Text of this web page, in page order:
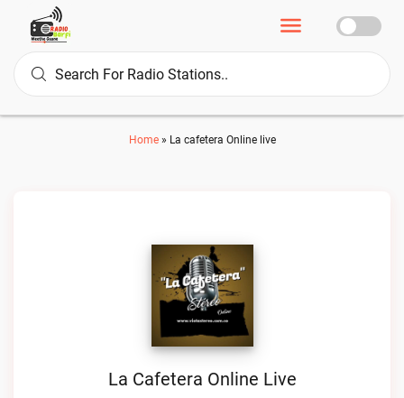
Home» La cafetera Online live
La Cafetera Online Live